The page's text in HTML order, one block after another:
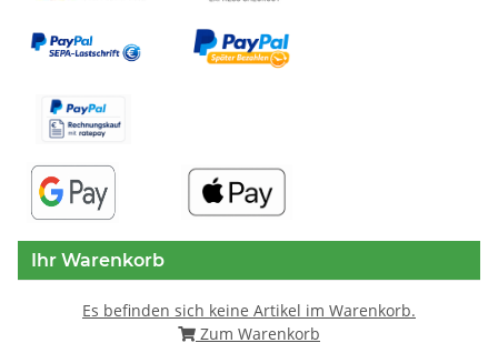
Ihr Warenkorb
Es befinden sich keine Artikel im Warenkorb.
Zum Warenkorb